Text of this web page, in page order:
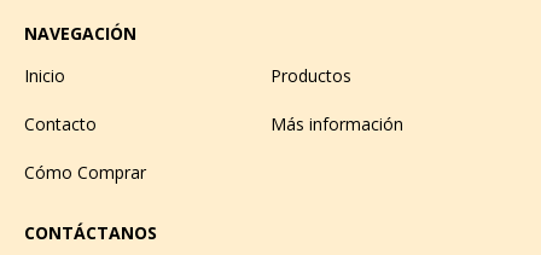
NAVEGACIÓN
Inicio
Productos
Contacto Más información
Cómo Comprar
CONTÁCTANOS